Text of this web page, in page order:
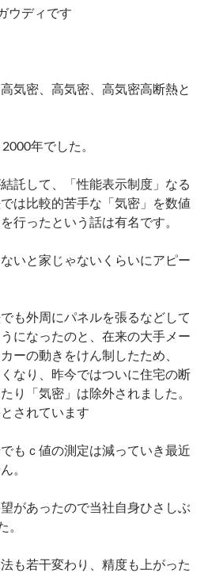
ウディです
気密、高気密、高気密高断熱と
年でした。
託して、「性能表示制度」なる
は比較的苦手な「気密」を数値
行ったという話は有名です。
いと家じゃないくらいにアピー
も外周にパネルを張るなどして
になったのと、在来の大手メー
ーの動きをけん制したため、
なり、昨今ではついに住宅の断
り「気密」は除外されました。
されています
もｃ値の測定は減っていき最近
。
があったので当社自身ひさしぶ
。
も若干変わり、精度も上がった